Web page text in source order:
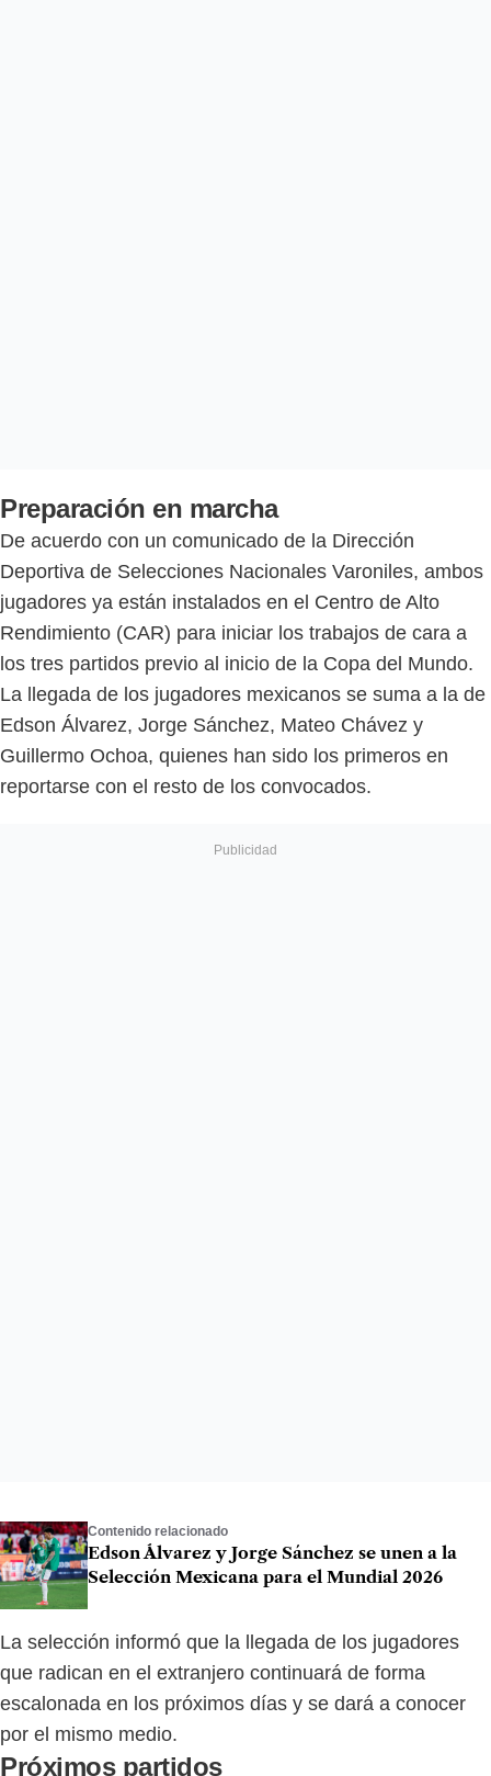
Preparación en marcha
De acuerdo con un comunicado de la Dirección
Deportiva de Selecciones Nacionales Varoniles, ambos
jugadores ya están instalados en el Centro de Alto
Rendimiento (CAR) para iniciar los trabajos de cara a
los tres partidos previo al inicio de la Copa del Mundo.
La llegada de los jugadores mexicanos se suma a la de
Edson Álvarez, Jorge Sánchez, Mateo Chávez y
Guillermo Ochoa, quienes han sido los primeros en
reportarse con el resto de los convocados.
Contenido relacionado
Edson Álvarez y Jorge Sánchez se unen a la
Selección Mexicana para el Mundial 2026
La selección informó que la llegada de los jugadores
que radican en el extranjero continuará de forma
escalonada en los próximos días y se dará a conocer
por el mismo medio.
Próximos partidos